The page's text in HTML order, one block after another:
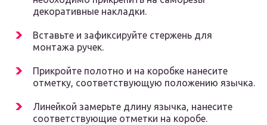
декоративные накладки.
Вставьте и зафиксируйте стержень для
монтажа ручек.
Прикройте полотно и на коробке нанесите
отметку, соответствующую положению язычка.
Линейкой замерьте длину язычка, нанесите
соответствующие отметки на коробе.